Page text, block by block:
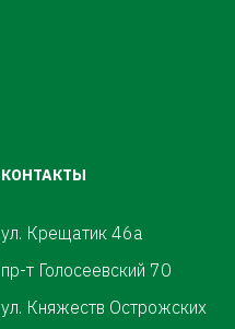
КОНТАКТЫ
ул. Крещатик 46а
пр-т Голосеевский 70
ул. Княжеств Острожских